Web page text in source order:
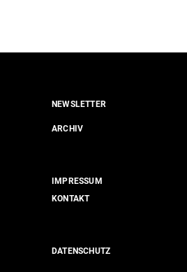
NEWSLETTER
ARCHIV
IMPRESSUM
KONTAKT
DATENSCHUTZ